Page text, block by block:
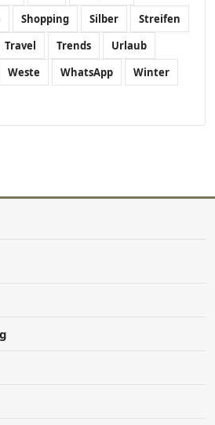
Shopping Silber
Streifen
Travel Trends
Urlaub
Weste WhatsApp
Winter